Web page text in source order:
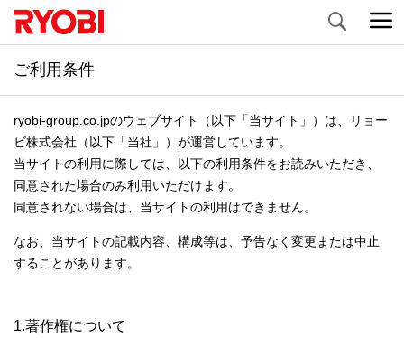
Search
ご利用条件
ryobi-group.co.jpのウェブサイト（以下「当サイト」）は、リョー
ビ株式会社（以下「当社」）が運営しています。
当サイトの利用に際しては、以下の利用条件をお読みいただき、
同意された場合のみ利用いただけます。
同意されない場合は、当サイトの利用はできません。
なお、当サイトの記載内容、構成等は、予告なく変更または中止
することがあります。
1.著作権について